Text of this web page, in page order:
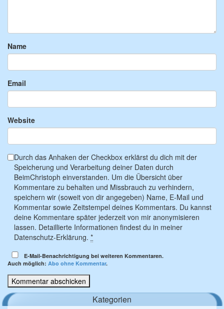
Name
Email
Website
Durch das Anhaken der Checkbox erklärst du dich mit der
Speicherung und Verarbeitung deiner Daten durch
BeimChristoph einverstanden. Um die Übersicht über
Kommentare zu behalten und Missbrauch zu verhindern,
speichern wir (soweit von dir angegeben) Name, E-Mail und
Kommentar sowie Zeitstempel deines Kommentars. Du kannst
deine Kommentare später jederzeit von mir anonymisieren
lassen. Detaillierte Informationen findest du in meiner
Datenschutz-Erklärung. *
E-Mail-Benachrichtigung bei weiteren Kommentaren.
Auch möglich: Abo ohne Kommentar.
Kategorien